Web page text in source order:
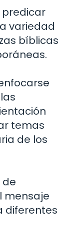
predicar
variedad
bíblicas
temas
de los
de
mensaje
diferentes